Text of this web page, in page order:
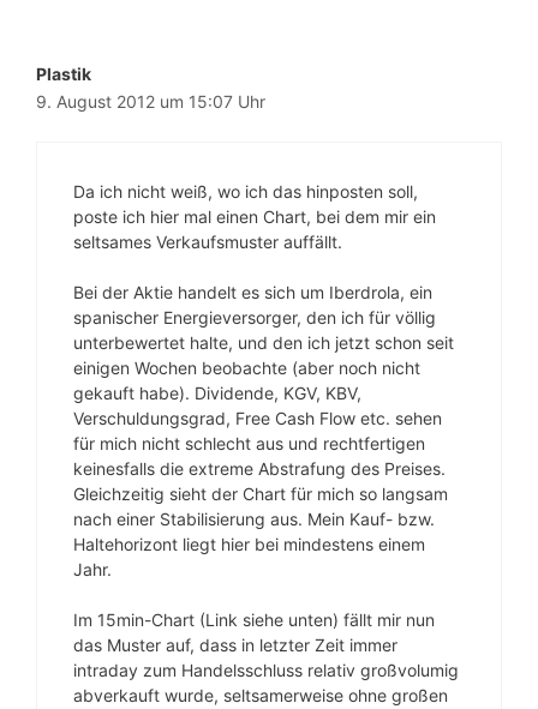
Plastik
9. August 2012 um 15:07 Uhr
Da ich nicht weiß, wo ich das hinposten soll,
poste ich hier mal einen Chart, bei dem mir ein
seltsames Verkaufsmuster auffällt.
Bei der Aktie handelt es sich um Iberdrola, ein
spanischer Energieversorger, den ich für völlig
unterbewertet halte, und den ich jetzt schon seit
einigen Wochen beobachte (aber noch nicht
gekauft habe). Dividende, KGV, KBV,
Verschuldungsgrad, Free Cash Flow etc. sehen
für mich nicht schlecht aus und rechtfertigen
keinesfalls die extreme Abstrafung des Preises.
Gleichzeitig sieht der Chart für mich so langsam
nach einer Stabilisierung aus. Mein Kauf- bzw.
Haltehorizont liegt hier bei mindestens einem
Jahr.
Im 15min-Chart (Link siehe unten) fällt mir nun
das Muster auf, dass in letzter Zeit immer
intraday zum Handelsschluss relativ großvolumig
abverkauft wurde, seltsamerweise ohne großen